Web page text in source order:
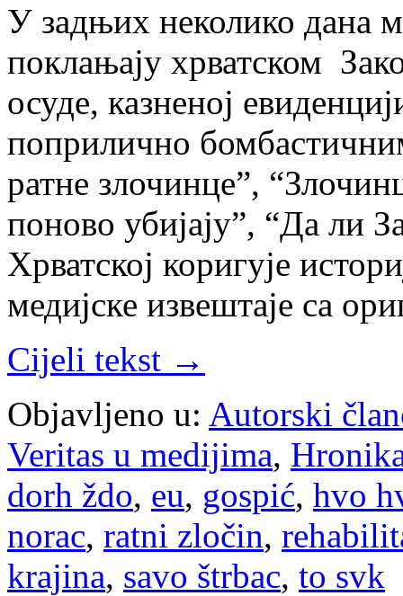
У задњих неколико дана
поклањају хрватском
осуде, казненој
поприлично
ратне злочинце”,
поново убијају”, “Да ли
Хрватској коригује
медијске извештаје са
Cijeli tekst →
Objavljeno u: Autorski
Veritas u medijima,
dorh ždo, eu, gospić, hvo
norac, ratni zločin,
krajina, savo štrbac, to svk